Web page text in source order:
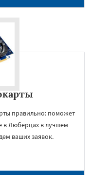
правильно: поможет
в Люберцах в лучшем
ваших заявок.×